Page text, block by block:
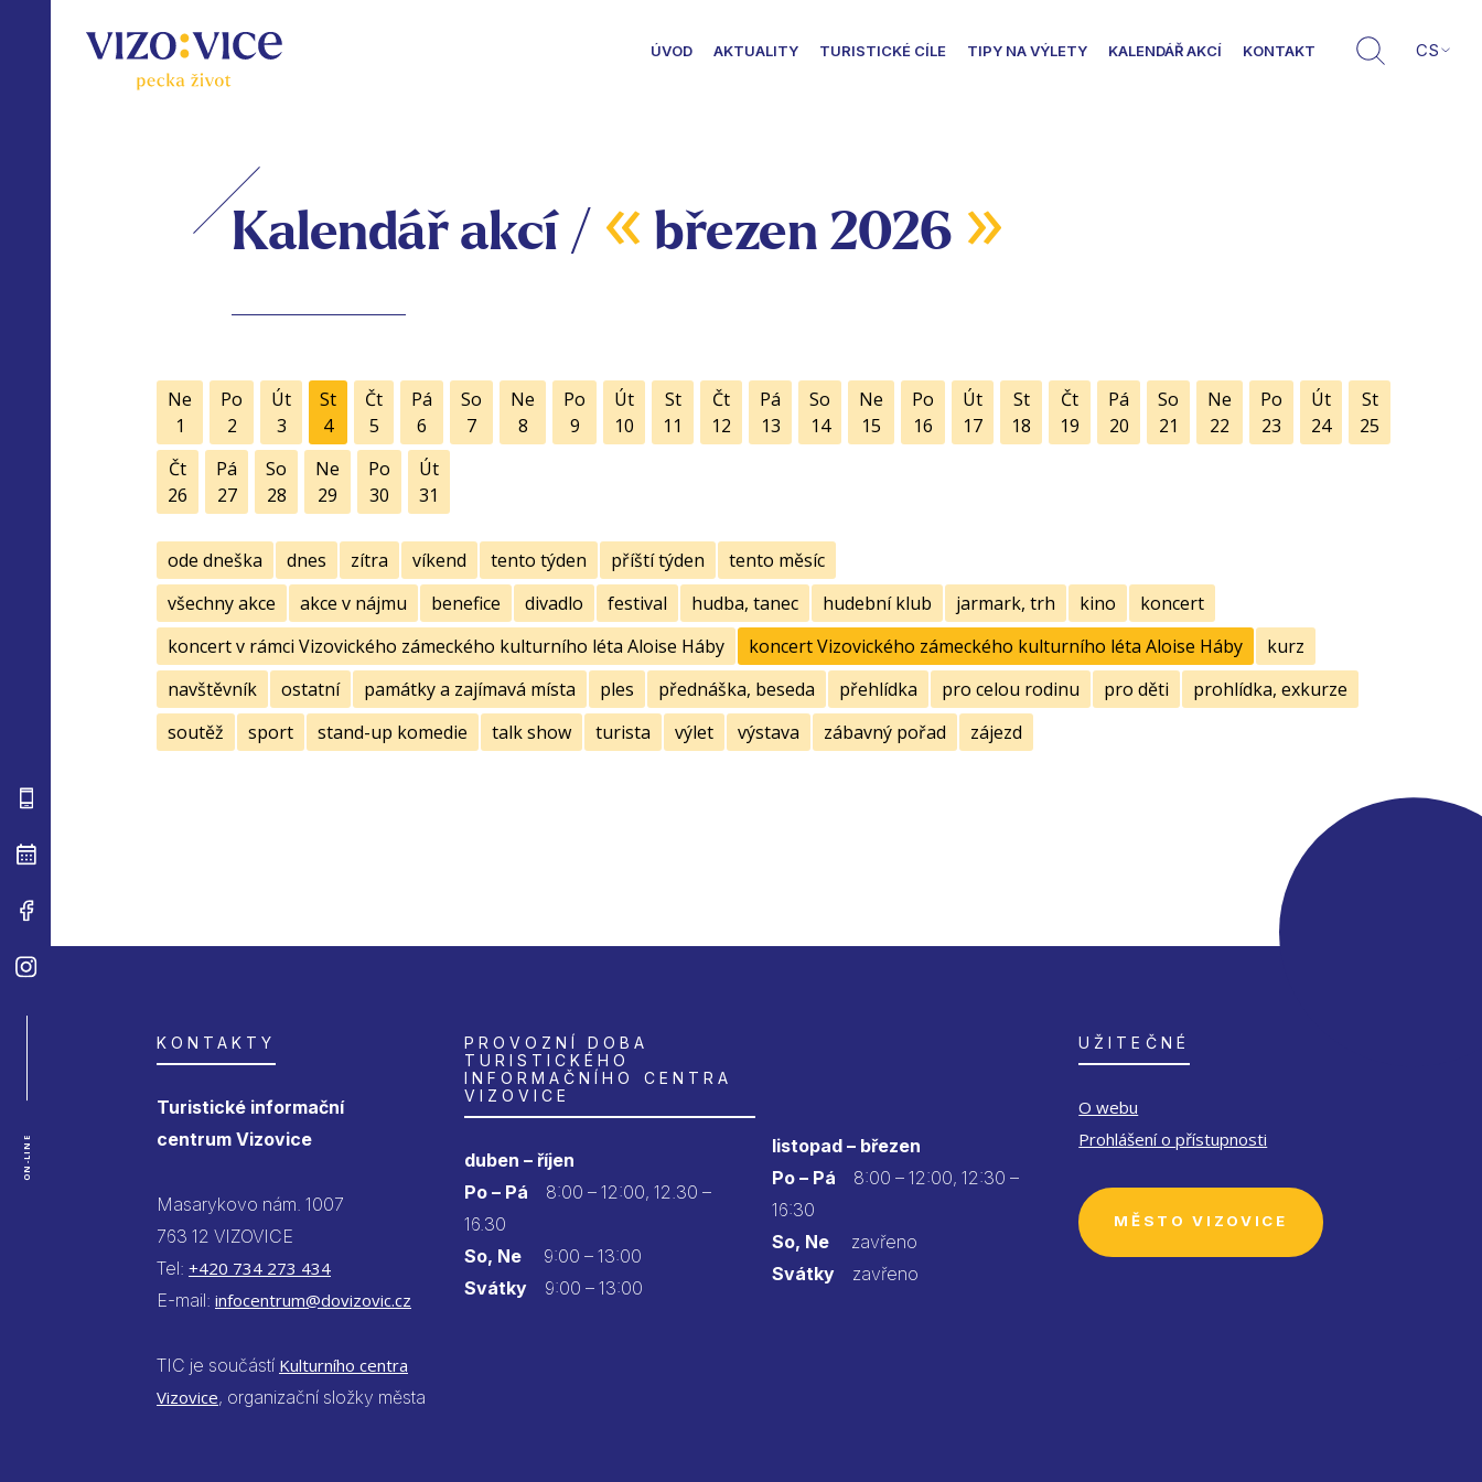
ÚVOD AKTUALITY TURISTICKÉ CÍLE TIPY NA VÝLETY KALENDÁŘ AKCÍ KONTAKT CS
ON-LINE
Kalendář akcí / « březen 2026 »
Ne
1
Po
2
Út
3
St
4
Čt
5
Pá
6
So
7
Ne
8
Po
9
Út
10
St
11
Čt
12
Pá
13
So
14
Ne
15
Po
16
Út
17
St
18
Čt
19
Pá
20
So
21
Ne
22
Po
23
Út
24
St
25
Čt
26
Pá
27
So
28
Ne
29
Po
30
Út
31
ode dneška dnes zítra víkend tento týden příští týden
tento měsíc
všechny akce
akce v nájmu benefice divadlo festival hudba, tanec hudební klub jarmark, trh kino
koncert
koncert v rámci Vizovického zámeckého kulturního léta Aloise Háby
koncert Vizovického zámeckého kulturního léta Aloise Háby
kurz
navštěvník
ostatní památky a zajímavá místa ples přednáška, beseda přehlídka pro celou rodinu pro děti
prohlídka, exkurze
soutěž
sport stand-up komedie talk show turista výlet výstava zábavný pořad zájezd
KONTAKTY
Turistické informační
centrum Vizovice
Masarykovo nám. 1007
763 12 VIZOVICE
Tel: +420 734 273 434
E-mail: infocentrum@dovizovic.cz
TIC je součástí Kulturního centra
Vizovice, organizační složky města
PROVOZNÍ DOBA
TURISTICKÉHO
INFORMAČNÍHO CENTRA
VIZOVICE
duben – říjen
Po – Pá
8:00 – 12:00, 12.30 –
16.30
So, Ne9:00 – 13:00
Svátky9:00 – 13:00
listopad – březen
Po – Pá 8:00 – 12:00, 12:30 –
16:30
So, Nezavřeno
Svátkyzavřeno
UŽITEČNÉ
O webu
Prohlášení o přístupnosti
MĚSTO VIZOVICE